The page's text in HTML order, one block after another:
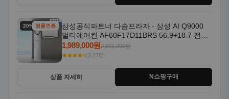
20% 할인정품인증
삼성공식파트너 다솜프라자 - 삼성 AI Q9000
멀티에어컨 AF60F17D11BRS 56.9+18.7 전국
기본설치포함
1,989,000원2,501,000원
★★★★⭐(3,178)
상품 자세히 N쇼핑구매